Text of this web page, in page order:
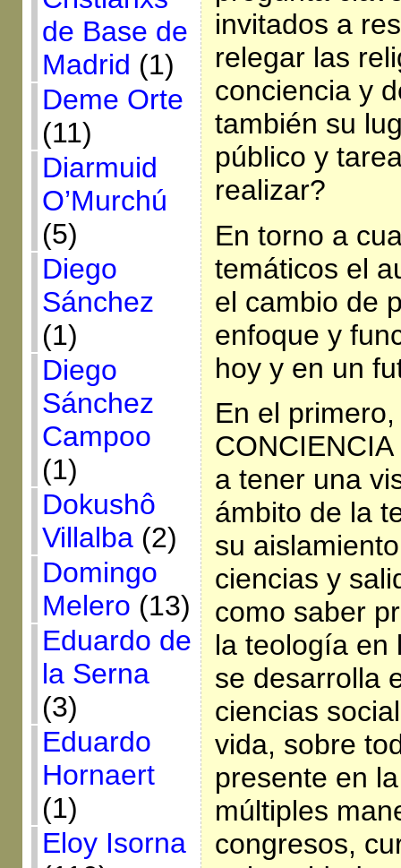
de Base de
Madrid (1)
Deme Orte
(11)
Diarmuid
O’Murchú
(5)
Diego
Sánchez
(1)
Diego
Sánchez
Campoo
(1)
Dokushô
Villalba(2)
Domingo
Melero (13)
Eduardo de
la Serna
(3)
Eduardo
Hornaert
(1)
Eloy Isorna
invitados a
relegar las
conciencia y
también su
público y
realizar?
En torno a
temáticos el
el cambio de
enfoque y
hoy y en un
En el
a tener una
ámbito de la
su
ciencias y
como saber
la teología en
se desarrolla
ciencias
vida, sobre
presente en
múltiples
congresos,